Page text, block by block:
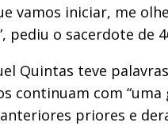
vamos iniciar, me
pediu o sacerdote de
Quintas teve
continuam com
priores e